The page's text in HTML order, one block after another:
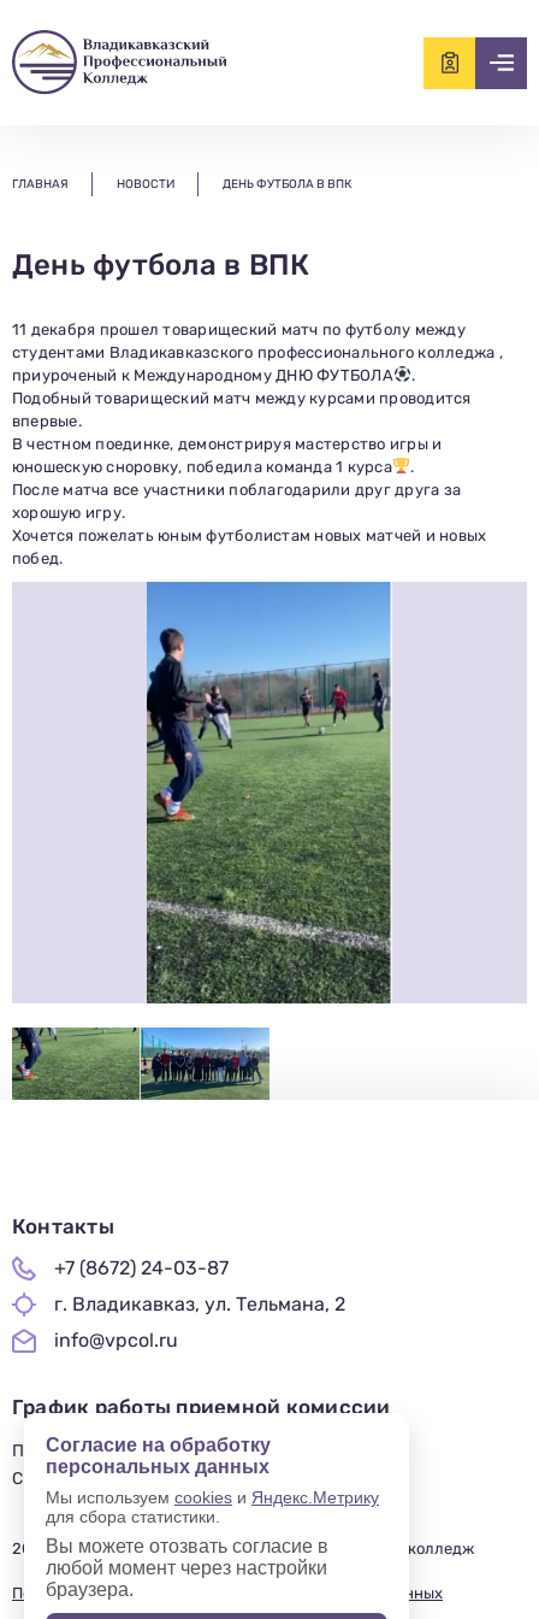
ГЛАВНАЯ НОВОСТИ ДЕНЬ ФУТБОЛА В ВПК
День футбола в ВПК
11 декабря прошел товарищеский матч по футболу между
студентами Владикавказского профессионального колледжа ,
приуроченый к Международному ДНЮ ФУТБОЛА
.
Подобный товарищеский матч между курсами проводится
впервые.
В честном поединке, демонстрируя мастерство игры и
юношескую сноровку, победила команда 1 курса
.
После матча все участники поблагодарили друг друга за
хорошую игру.
Хочется пожелать юным футболистам новых матчей и новых
побед.
Имя
Телефон
Почта
Отправить заявку
Нажимая кнопку «Отправить», я даю согласие на обработку моих персональных
данных в соответствии с Федеральным законом от 27.07.2006 № 152-ФЗ «О
персональных данных», на условиях и для целей, определенных в
политике в
отношении обработки персональных данных.
приемной комиссии, ответит на все вопросы и поможет
подобрать интересующую программу обучения.
Подготовь документы для поступления: паспорт, аттестат,
СНИЛС — подать документы можно онлайн или очно.
2019—2025 © Владикавказский профессиональный колледж
Политика в отношении обработки персональных данных
Контакты
+7 (8672) 24-03-87
г. Владикавказ, ул. Тельмана, 2
info@vpcol.ru
График работы приемной комиссии
ПН-ПТ 09:00-17:00
СБ-ВС — ВЫХОДНОЙ
Согласие на обработку
персональных данных
Мы используем cookies и Яндекс.Метрику
для сбора статистики.
Вы можете отозвать согласие в
любой момент через настройки
браузера.